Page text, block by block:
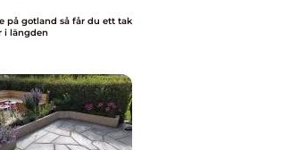
så får du ett tak
i längden